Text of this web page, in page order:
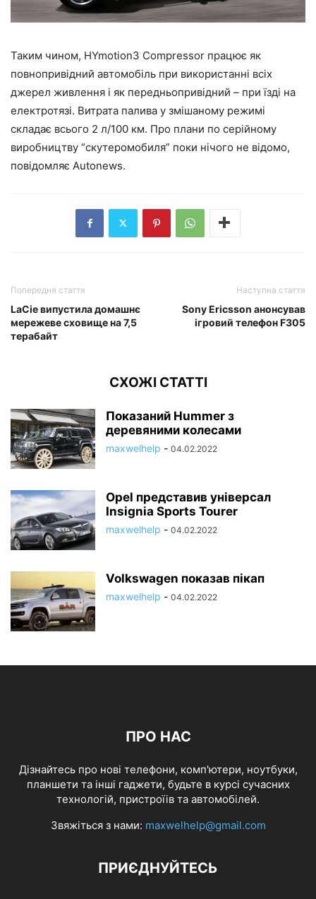
Таким чином, HYmotion3 Compressor працює як
повнопривідний автомобіль при використанні всіх
джерел живлення і як передньопривідний – при їзді на
електротязі. Витрата палива у змішаному режимі
складає всього 2 л/100 км. Про плани по серійному
виробництву “скутеромобиля” поки нічого не відомо,
повідомляє Autonews.
Попередня стаття
LaCie випустила домашнє
мережеве сховище на 7,5
терабайт
Наступна стаття
Sony Ericsson анонсував
ігровий телефон F305
СХОЖІ СТАТТІ
Показаний Hummer з
деревяними колесами
maxwelhelp - 04.02.2022
Opel представив універсал
Insignia Sports Tourer
maxwelhelp - 04.02.2022
Volkswagen показав пікап
maxwelhelp - 04.02.2022
ПРО НАС
Дізнайтесь про нові телефони, комп'ютери, ноутбуки,
планшети та інші гаджети, будьте в курсі сучасних
технологій, пристроїів та автомобілей.
Звяжіться з нами: maxwelhelp@gmail.com
ПРИЄДНУЙТЕСЬ